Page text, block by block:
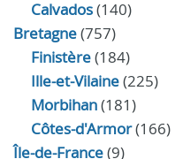
Calvados(140)
Bretagne(757)
Finistère(184)
Ille-et-Vilaine(225)
Morbihan(181)
Côtes-d'Armor(166)
Île-de-France(9)